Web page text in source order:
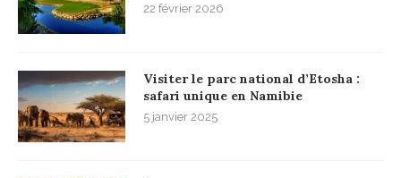
22 février 2026
Visiter le parc national d’Etosha :
safari unique en Namibie
5 janvier 2025